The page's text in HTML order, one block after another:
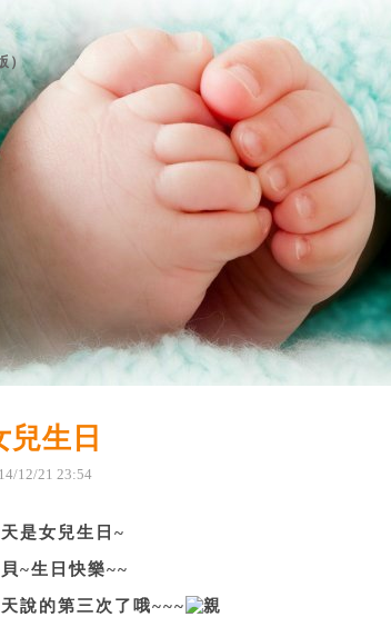
）
兒生日
/12/21 23:54
是女兒生日~
~生日快樂~~
說的第三次了哦~~~